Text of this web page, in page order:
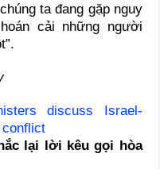
ta đang gặp nguy
cải những người
discuss Israel-
lại lời kêu gọi hòa